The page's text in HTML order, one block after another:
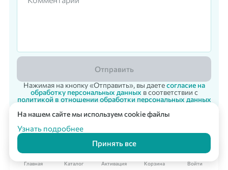
Корпоративный заказ
Главная Каталог Активация Корзина Войти
Отправить
Нажимая на кнопку «Отправить», вы даетесогласие на
обработку персональных данных в соответствии с
политикой в отношении обработки персональных данных
На нашем сайте мы используем cookie файлы
Узнать подробнее
Принять все
© 2007 - 2026 «Vpodarok» Радость дарить - радость получать!